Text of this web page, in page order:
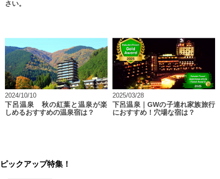
さい。
2024/10/10
下呂温泉 秋の紅葉と温泉が楽
しめるおすすめの温泉宿は？
2025/03/28
下呂温泉｜GWの子連れ家族旅行
におすすめ！穴場な宿は？
ピックアップ特集！